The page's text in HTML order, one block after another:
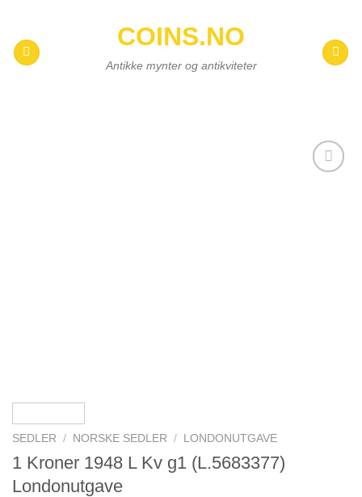
content
COINS.NO
Antikke mynter og antikviteter
SEDLER / NORSKE SEDLER / LONDONUTGAVE
1 Kroner 1948 L Kv g1 (L.5683377)
Londonutgave